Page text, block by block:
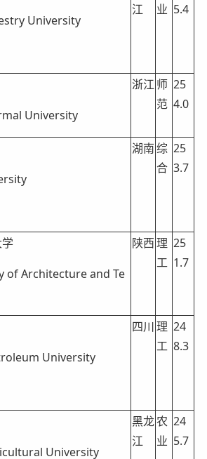
University
江
业 5.4
University
浙江 师
范
25
4.0
湖南综
合
25
3.7
of Architecture and Te
陕西理
工
25
1.7
University
四川理
工
24
8.3
University
黑龙
江
农
业
24
5.7